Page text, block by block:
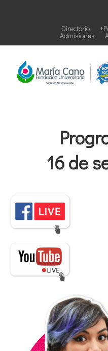
Directorio
Admisiones
16 de